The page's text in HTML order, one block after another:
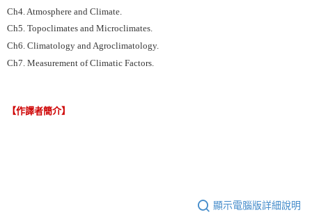
Ch4. Atmosphere and Climate.
Ch5. Topoclimates and Microclimates.
Ch6. Climatology and Agroclimatology.
Ch7. Measurement of Climatic Factors.
【作譯者簡介】
顯示電腦版詳細說明